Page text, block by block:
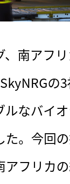
、南アフ
の
なバイ
。今回
フリカ